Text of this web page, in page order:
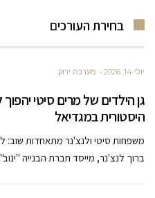
בחירת העורכים
יולי 14, 2026 מערכת ירוק
גן הילדים של מרים סיטי
היסטורית במגדיאל
משפחות סיטי ולנצ'נר מתאחדות שוב:
ברוך לנצ'נר, מייסד חברת הבנייה